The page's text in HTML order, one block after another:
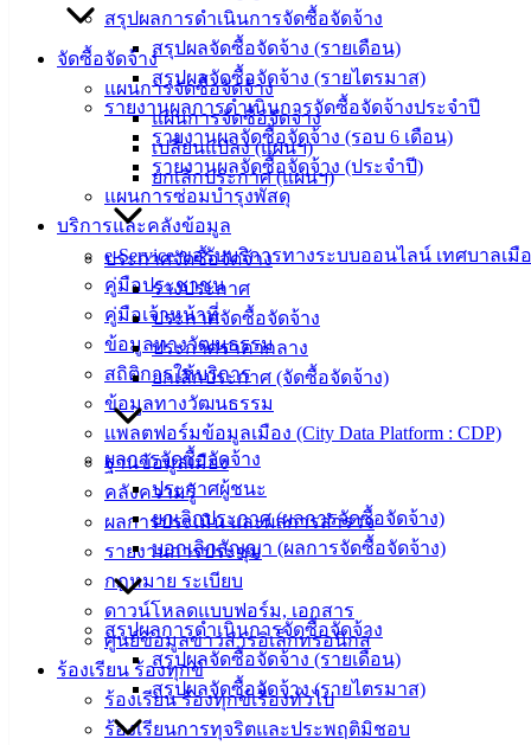
สรุปผลการดำเนินการจัดซื้อจัดจ้าง
สรุปผลจัดซื้อจัดจ้าง (รายเดือน)
สรุปผลจัดซื้อจัดจ้าง (รายไตรมาส)
รายงานผลการดำเนินการจัดซื้อจัดจ้างประจำปี
รายงานผลจัดซื้อจัดจ้าง (รอบ 6 เดือน)
รายงานผลจัดซื้อจัดจ้าง (ประจำปี)
แผนการซ่อมบำรุงพัสดุ
บริการและคลังข้อมูล
e-Service ขอรับบริการทางระบบออนไลน์ เทศบาลเมื
คู่มือประชาชน
คู่มือเจ้าหน้าที่
ข้อมูลทางวัฒนธรรม
สถิติการให้บริการ
ข้อมูลทางวัฒนธรรม
แพลตฟอร์มข้อมูลเมือง (City Data Platform : CDP)
ฐานข้อมูลเมือง
คลังความรู้
ผลการประเมิน และผลการสำรวจ
รายงานการประชุม
กฎหมาย ระเบียบ
ดาวน์โหลดแบบฟอร์ม, เอกสาร
ศูนย์ข้อมูลข่าวสารอิเล็กทรอนิกส์
ร้องเรียน ร้องทุกข์
ร้องเรียน ร้องทุกข์เรื่องทั่วไป
ร้องเรียนการทุจริตและประพฤติมิชอบ
จัดซื้อจัดจ้าง
แผนการจัดซื้อจัดจ้าง
แผนการจัดซื้อจัดจ้าง
เปลี่ยนแปลง (แผนฯ)
ยกเลิกประกาศ (แผนฯ)
ประกาศจัดซื้อจัดจ้าง
ร่างประกาศ
ประกาศจัดซื้อจัดจ้าง
ประกาศราคากลาง
ยกเลิกประกาศ (จัดซื้อจัดจ้าง)
ผลการจัดซื้อจัดจ้าง
ประกาศผู้ชนะ
ยกเลิกประกาศ (ผลการจัดซื้อจัดจ้าง)
บอกเลิกสัญญา (ผลการจัดซื้อจัดจ้าง)
สรุปผลการดำเนินการจัดซื้อจัดจ้าง
สรุปผลจัดซื้อจัดจ้าง (รายเดือน)
สรุปผลจัดซื้อจัดจ้าง (รายไตรมาส)
ที่ตั้ง :
สำนักงาน
เทศบาลเมือง
อ.เมือง จ.ชลบุรี
20000
038-
142-100-104
บริการ
ประชาชน
ดาวน์โหลด
แบบ
ฟอร์ม,
เอกสาร
คู่มือ
สำหรับ
ประชาชน/
คู่มือการ
ปฏิบัติ
งาน